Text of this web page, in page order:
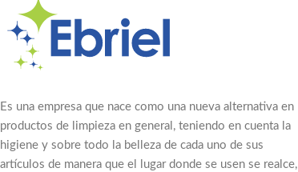
Es una empresa que nace como una nueva alternativa en
productos de limpieza en general, teniendo en cuenta la
higiene y sobre todo la belleza de cada uno de sus
artículos de manera que el lugar donde se usen se realce,